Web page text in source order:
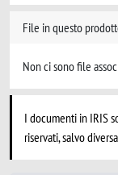
File in questo
Non ci sono file
I documenti in IRIS
riservati, salvo